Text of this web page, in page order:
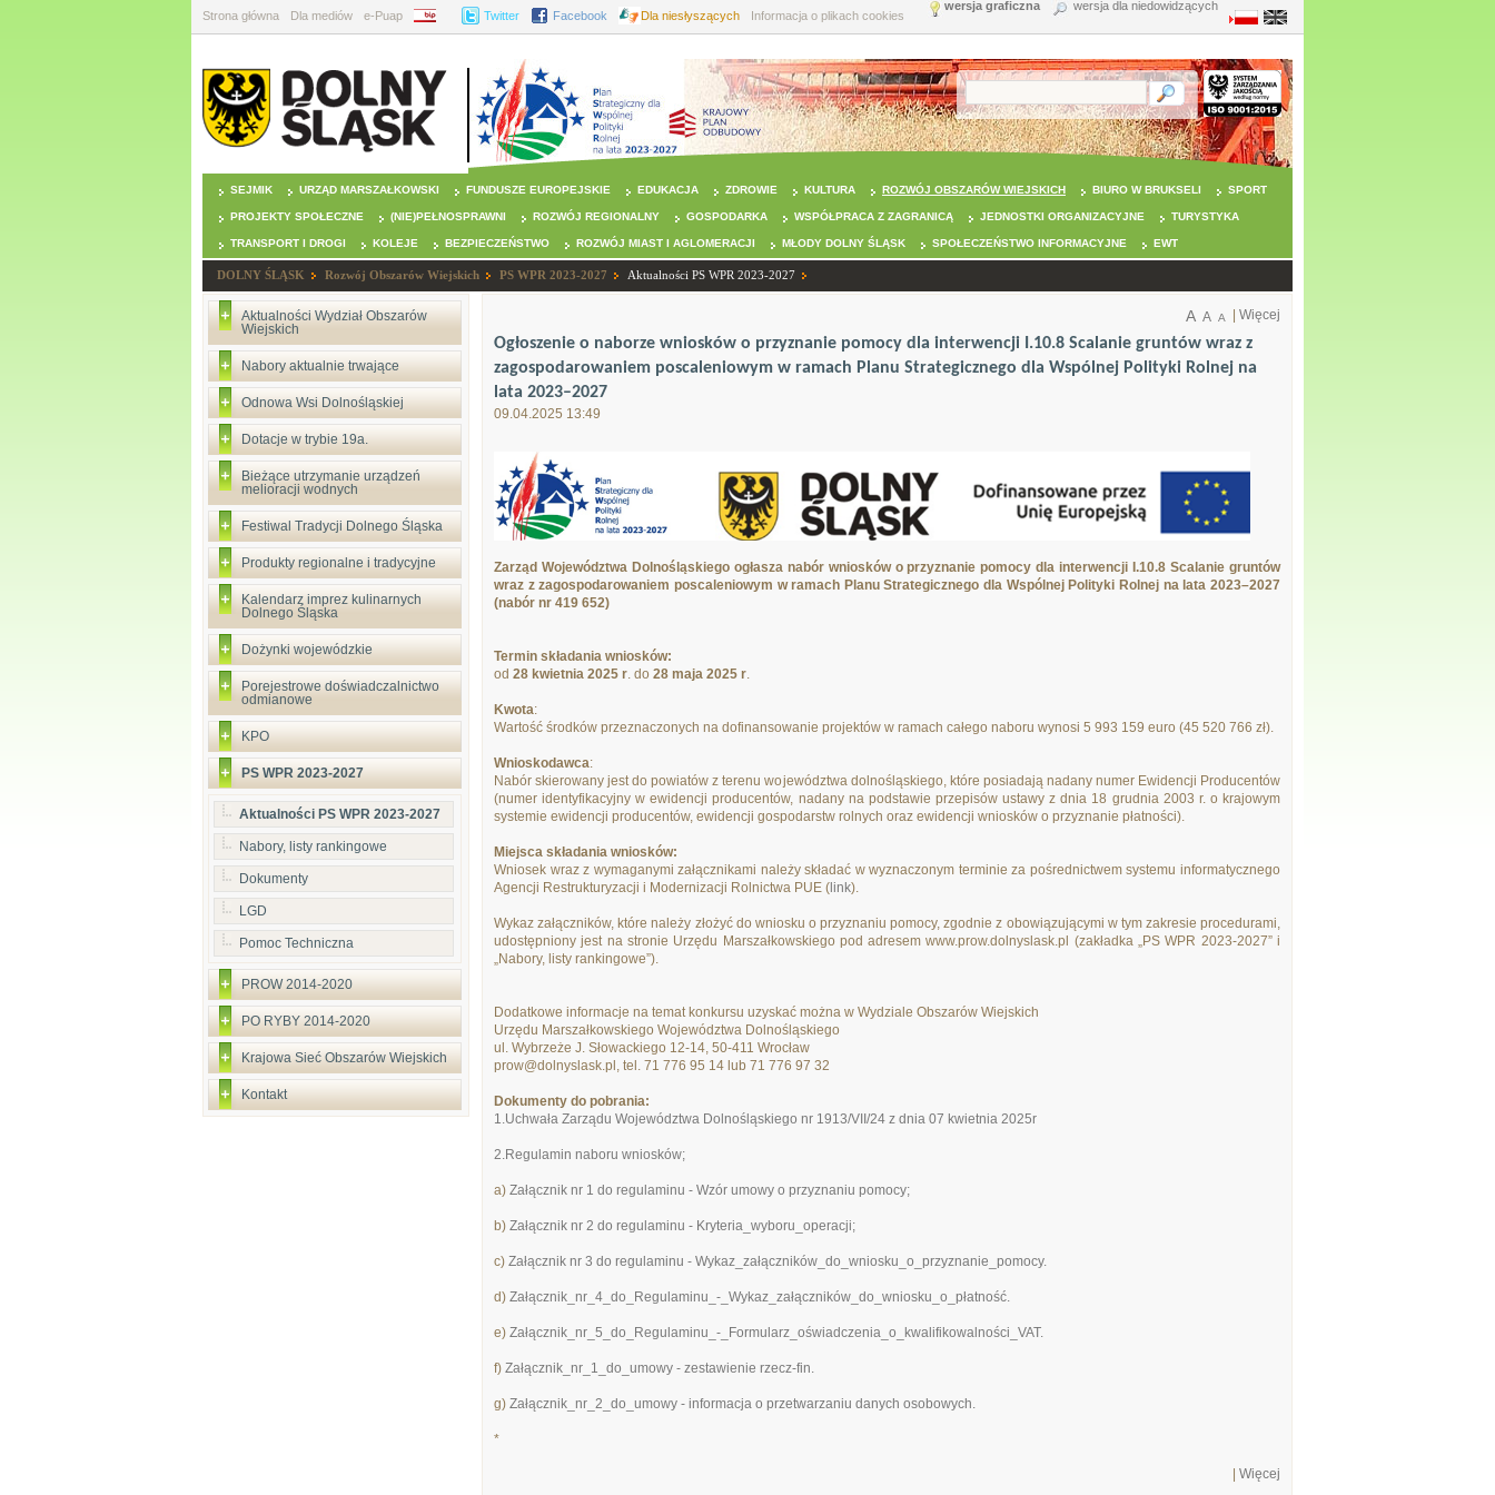
Strona główna Dla mediów e-Puap BIP Twitter Facebook Dla niesłyszących Informacja o plikach cookies
wersja graficzna wersja dla niedowidzących
SEJMIK URZĄD MARSZAŁKOWSKI FUNDUSZE EUROPEJSKIE EDUKACJA ZDROWIE KULTURA ROZWÓJ OBSZARÓW WIEJSKICH BIURO W BRUKSELI SPORT
PROJEKTY SPOŁECZNE (NIE)PEŁNOSPRAWNI ROZWÓJ REGIONALNY GOSPODARKA WSPÓŁPRACA Z ZAGRANICĄ JEDNOSTKI ORGANIZACYJNE TURYSTYKA
TRANSPORT I DROGI KOLEJE BEZPIECZEŃSTWO ROZWÓJ MIAST I AGLOMERACJI MŁODY DOLNY ŚLĄSK SPOŁECZEŃSTWO INFORMACYJNE EWT
DOLNY ŚLĄSK Rozwój Obszarów Wiejskich PS WPR 2023-2027 Aktualności PS WPR 2023-2027
Aktualności Wydział Obszarów
Wiejskich
Nabory aktualnie trwające
Odnowa Wsi Dolnośląskiej
Dotacje w trybie 19a.
Bieżące utrzymanie urządzeń
melioracji wodnych
Festiwal Tradycji Dolnego Śląska
Produkty regionalne i tradycyjne
Kalendarz imprez kulinarnych
Dolnego Śląska
Dożynki wojewódzkie
Porejestrowe doświadczalnictwo
odmianowe
KPO
PS WPR 2023-2027
Aktualności PS WPR 2023-2027
Nabory, listy rankingowe
Dokumenty
LGD
Pomoc Techniczna
PROW 2014-2020
PO RYBY 2014-2020
Krajowa Sieć Obszarów Wiejskich
Kontakt
Więcej
A A A
Ogłoszenie o naborze wniosków o przyznanie pomocy dla interwencji I.10.8 Scalanie gruntów wraz z
zagospodarowaniem poscaleniowym w ramach Planu Strategicznego dla Wspólnej Polityki Rolnej na
lata 2023–2027
09.04.2025 13:49
Zarząd Województwa Dolnośląskiego ogłasza nabór wniosków o przyznanie pomocy dla interwencji I.10.8 Scalanie gruntów
wraz z zagospodarowaniem poscaleniowym w ramach Planu Strategicznego dla Wspólnej Polityki Rolnej na lata 2023–2027
(nabór nr 419 652)
Termin składania wniosków:
od 28 kwietnia 2025 r. do 28 maja 2025 r.
Kwota:
Wartość środków przeznaczonych na dofinansowanie projektów w ramach całego naboru wynosi 5 993 159 euro (45 520 766 zł).
Wnioskodawca:
Nabór skierowany jest do powiatów z terenu województwa dolnośląskiego, które posiadają nadany numer Ewidencji Producentów
(numer identyfikacyjny w ewidencji producentów, nadany na podstawie przepisów ustawy z dnia 18 grudnia 2003 r. o krajowym
systemie ewidencji producentów, ewidencji gospodarstw rolnych oraz ewidencji wniosków o przyznanie płatności).
Miejsca składania wniosków:
Wniosek wraz z wymaganymi załącznikami należy składać w wyznaczonym terminie za pośrednictwem systemu informatycznego
Agencji Restrukturyzacji i Modernizacji Rolnictwa PUE ( link).
Wykaz załączników, które należy złożyć do wniosku o przyznaniu pomocy, zgodnie z obowiązującymi w tym zakresie procedurami,
udostępniony jest na stronie Urzędu Marszałkowskiego pod adresem www.prow.dolnyslask.pl (zakładka „PS WPR 2023-2027” i
„Nabory, listy rankingowe”).
Dodatkowe informacje na temat konkursu uzyskać można w Wydziale Obszarów Wiejskich
Urzędu Marszałkowskiego Województwa Dolnośląskiego
ul. Wybrzeże J. Słowackiego 12-14, 50-411 Wrocław
prow@dolnyslask.pl, tel. 71 776 95 14 lub 71 776 97 32
Dokumenty do pobrania:
1.Uchwała Zarządu Województwa Dolnośląskiego nr 1913/VII/24 z dnia 07 kwietnia 2025r
2.Regulamin naboru wniosków;
a) Załącznik nr 1 do regulaminu - Wzór umowy o przyznaniu pomocy;
b) Załącznik nr 2 do regulaminu - Kryteria_wyboru_operacji;
c) Załącznik nr 3 do regulaminu - Wykaz_załączników_do_wniosku_o_przyznanie_pomocy.
d) Załącznik_nr_4_do_Regulaminu_-_Wykaz_załączników_do_wniosku_o_płatność.
e) Załącznik_nr_5_do_Regulaminu_-_Formularz_oświadczenia_o_kwalifikowalności_VAT.
f) Załącznik_nr_1_do_umowy - zestawienie rzecz-fin.
g) Załącznik_nr_2_do_umowy - informacja o przetwarzaniu danych osobowych.
*
Więcej